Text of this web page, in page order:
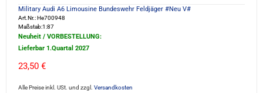
Military Audi A6 Limousine Bundeswehr Feldjäger #Neu V#
Art.Nr.: He700948
Maßstab:1:87
Neuheit / VORBESTELLUNG:
Lieferbar 1.Quartal 2027
23,50 €
Alle Preise inkl. USt. und zzgl. Versandkosten